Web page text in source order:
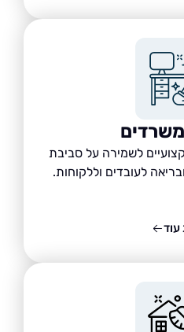
לשמירה על סביבת
וללקוחות.